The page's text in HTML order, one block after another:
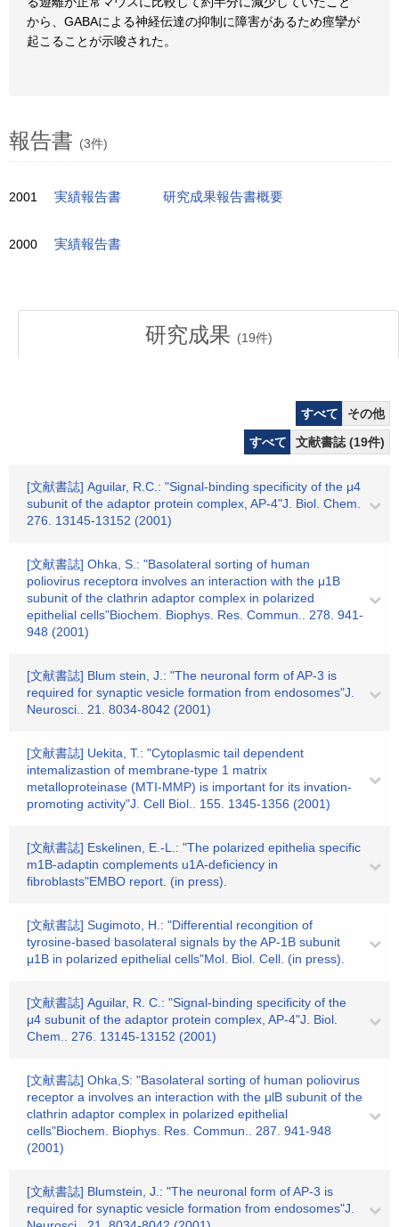
から、GABAによる神経伝達の抑制に障害があるため痙攣が
起こることが示唆された。
報告書 (3件)
2001 実績報告書 研究成果報告書概要
2000 実績報告書
研究成果 (19件)
すべて
その他
すべて
文献書誌 (19件)
[文献書誌] Aguilar, R.C.: "Signal-binding specificity of the μ4
subunit of the adaptor protein complex, AP-4"J. Biol. Chem.
276. 13145-13152 (2001)
[文献書誌] Ohka, S.: "Basolateral sorting of human
poliovirus receptorα involves an interaction with the μ1B
subunit of the clathrin adaptor complex in polarized
epithelial cells"Biochem. Biophys. Res. Commun.. 278. 941-
948 (2001)
[文献書誌] Blum stein, J.: "The neuronal form of AP-3 is
required for synaptic vesicle formation from endosomes"J.
Neurosci.. 21. 8034-8042 (2001)
[文献書誌] Uekita, T.: "Cytoplasmic tail dependent
intemalizastion of membrane-type 1 matrix
metalloproteinase (MTI-MMP) is important for its invation-
promoting activity"J. Cell Biol.. 155. 1345-1356 (2001)
[文献書誌] Eskelinen, E.-L.: "The polarized epithelia specific
m1B-adaptin complements u1A-deficiency in
fibroblasts"EMBO report. (in press).
[文献書誌] Sugimoto, H.: "Differential recongition of
tyrosine-based basolateral signals by the AP-1B subunit
μ1B in polarized epithelial cells"Mol. Biol. Cell. (in press).
[文献書誌] Aguilar, R. C.: "Signal-binding specificity of the
μ4 subunit of the adaptor protein complex, AP-4"J. Biol.
Chem.. 276. 13145-13152 (2001)
[文献書誌] Ohka,S: "Basolateral sorting of human poliovirus
receptor a involves an interaction with the μlB subunit of the
clathrin adaptor complex in polarized epithelial
cells"Biochem. Biophys. Res. Commun.. 287. 941-948
(2001)
[文献書誌] Blumstein, J.: "The neuronal form of AP-3 is
required for synaptic vesicle formation from endosomes"J.